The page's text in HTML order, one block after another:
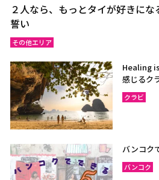
２人なら、もっとタイが好きに
誓い
その他エリア
Healing
感じるク
クラビ
バンコク
バンコク